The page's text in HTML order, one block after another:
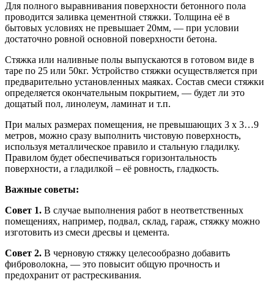
Для полного выравнивания поверхности бетонного пола
проводится заливка цементной стяжки. Толщина её в
бытовых условиях не превышает 20мм, — при условии
достаточно ровной основной поверхности бетона.
Стяжка или наливные полы выпускаются в готовом виде в
таре по 25 или 50кг. Устройство стяжки осуществляется при
предварительно установленных маяках. Состав смеси стяжки
определяется окончательным покрытием, — будет ли это
дощатый пол, линолеум, ламинат и т.п.
При малых размерах помещения, не превышающих 3 х 3…9
метров, можно сразу выполнить чистовую поверхность,
используя металлическое правило и стальную гладилку.
Правилом будет обеспечиваться горизонтальность
поверхности, а гладилкой – её ровность, гладкость.
Важные советы:
Совет 1. В случае выполнения работ в неответственных
помещениях, например, подвал, склад, гараж, стяжку можно
изготовить из смеси дресвы и цемента.
Совет 2. В черновую стяжку целесообразно добавить
фиброволокна, — это повысит общую прочность и
предохранит от растрескивания.